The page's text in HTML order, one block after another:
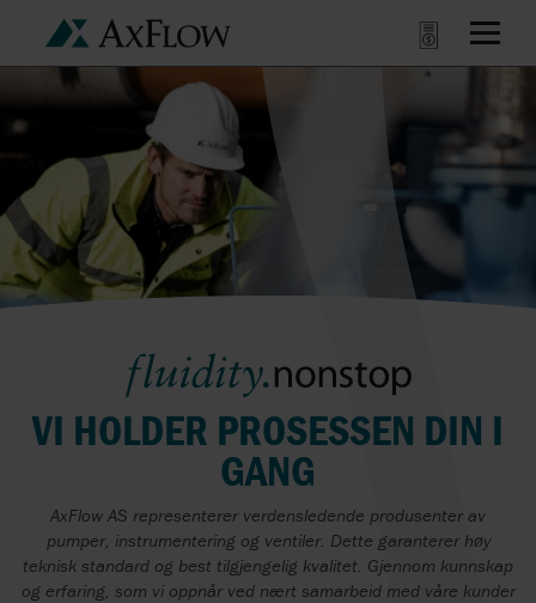
VI HOLDER PROSESSEN DIN I
GANG
AxFlow AS representerer verdensledende produsenter av
pumper, instrumentering og ventiler. Dette garanterer høy
teknisk standard og best tilgjengelig kvalitet. Gjennom kunnskap
og erfaring, som vi oppnår ved nært samarbeid med våre kunder